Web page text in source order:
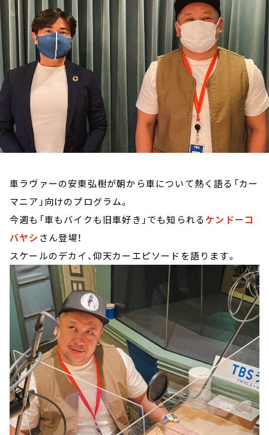
今日の番組表
週間番組表
トピックス
TBS Podcast
お知らせ
イベント・グッズ
会社情報
車ラヴァーの安東弘樹が朝から車について熱く語る「カー
マニア」向けのプログラム。
今週も「車もバイクも旧車好き」でも知られるケンドーコ
バヤシ さん登場！
スケールのデカイ、仰天カーエピソードを語ります。